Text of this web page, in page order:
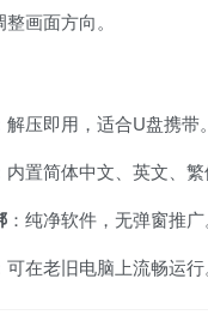
画面方向。
解压即用，适合U盘携带。
内置简体中文、英文、繁
：纯净软件，无弹窗推广
可在老旧电脑上流畅运行